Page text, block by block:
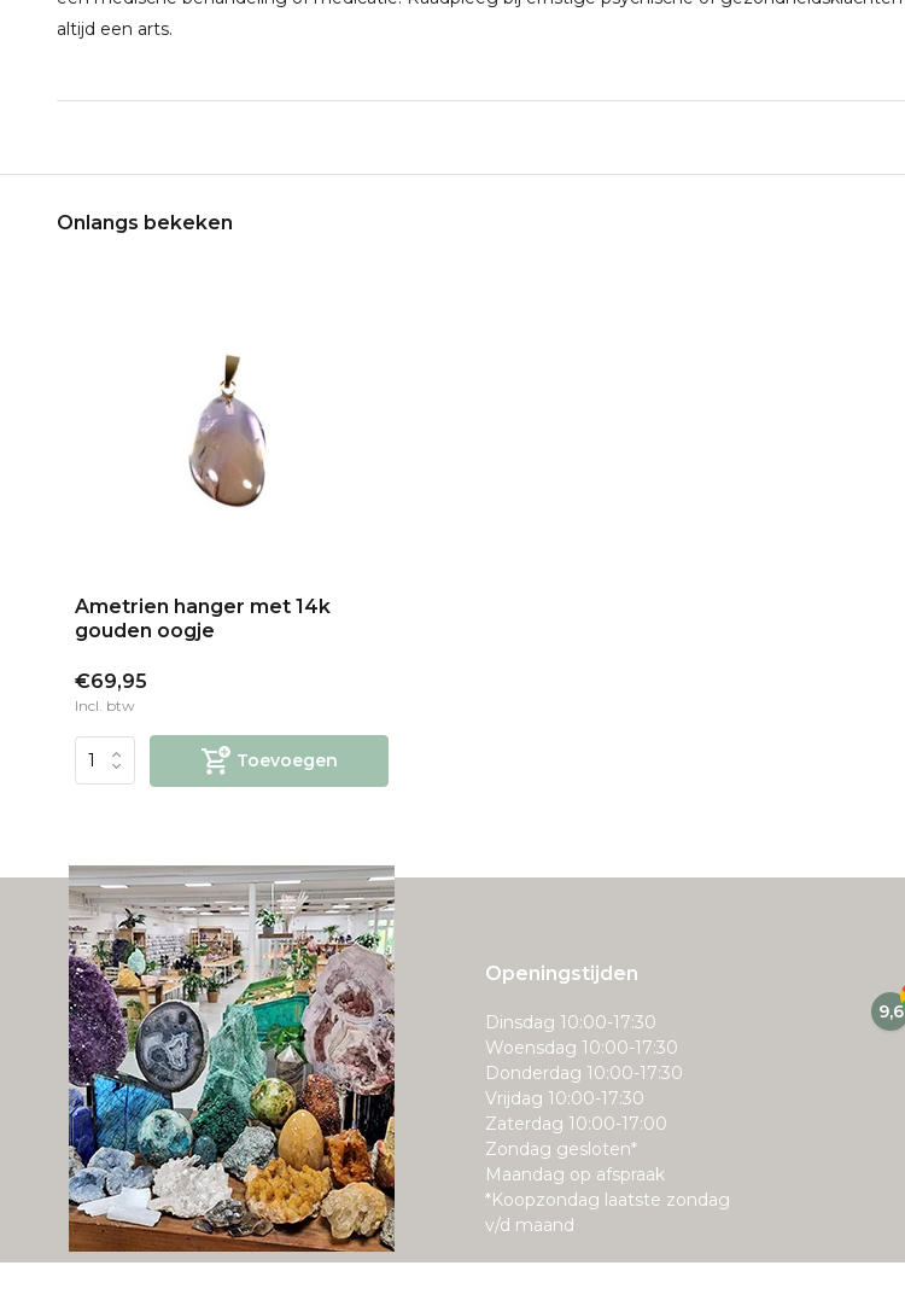
altijd een arts.
Onlangs bekeken
Ametrien hanger met 14k
gouden oogje
€69,95
Incl. btw
Toevoegen
Openingstijden
Dinsdag 10:00-17:30
Woensdag 10:00-17:30
Donderdag 10:00-17:30
Vrijdag 10:00-17:30
Zaterdag 10:00-17:00
Zondag gesloten*
Maandag op afspraak
*Koopzondag laatste zondag
v/d maand
9,6